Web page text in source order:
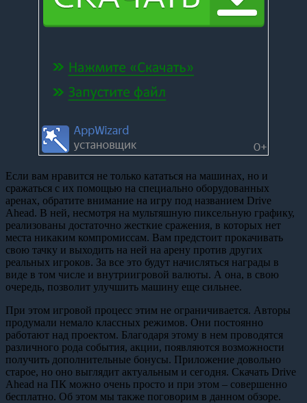
Если вам нравится не только кататься на машинах, но и
сражаться с их помощью на специально оборудованных
аренах, обратите внимание на игру под названием Drive
Ahead. В ней, несмотря на мультяшную пиксельную графику,
реализованы достаточно жесткие сражения, в которых нет
места никаким компромиссам. Вам предстоит прокачивать
свою тачку и выходить на ней на арену против других
реальных игроков. За все это будут начисляться награды в
виде в том числе и внутриигровой валюты. А она, в свою
очередь, позволит улучшить машину еще сильнее.
При этом игровой процесс этим не ограничивается. Авторы
продумали немало классных режимов. Они постоянно
работают над проектом. Благодаря этому в нем проводятся
различного рода события, акции, появляются возможности
получить дополнительные бонусы. Приложение довольно
старое, но оно выглядит актуальным и сегодня. Скачать Drive
Ahead на ПК можно очень просто и при этом – совершенно
бесплатно. Об этом мы также поговорим в данном обзоре.